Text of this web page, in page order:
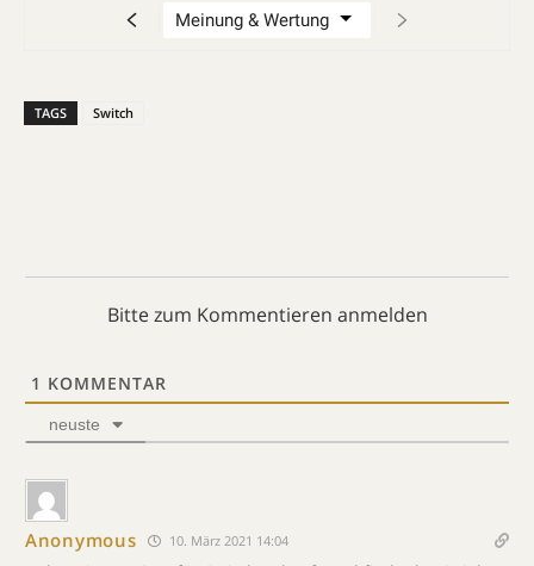
TAGS Switch
Bitte zum Kommentieren anmelden
1 KOMMENTAR
neuste
Anonymous 10. März 2021 14:04